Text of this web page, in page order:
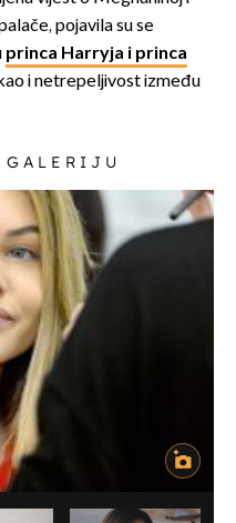
pojavila su se
princa Harryja i princa
i netrepeljivost između